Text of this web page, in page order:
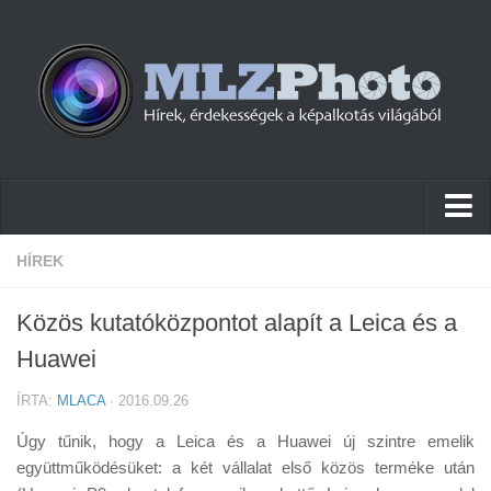
Hírek
Cikkek
Tudástár
HÍREK
Közös kutatóközpontot alapít a Leica és a
Huawei
ÍRTA: MLACA· 2016.09.26
Úgy tűnik, hogy a Leica és a Huawei új szintre emelik
együttműködésüket: a két vállalat első közös terméke után